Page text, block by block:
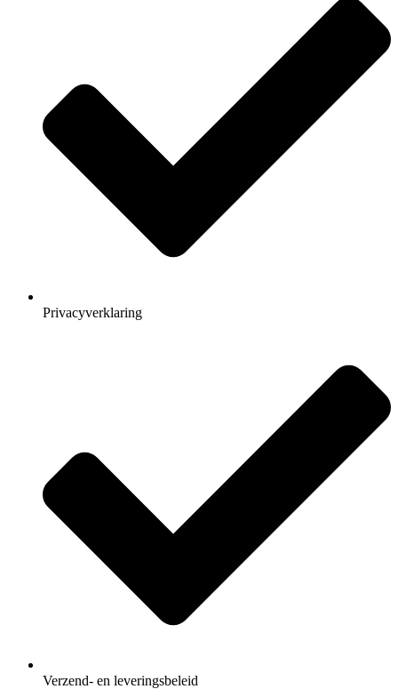
Privacyverklaring
Verzend- en leveringsbeleid